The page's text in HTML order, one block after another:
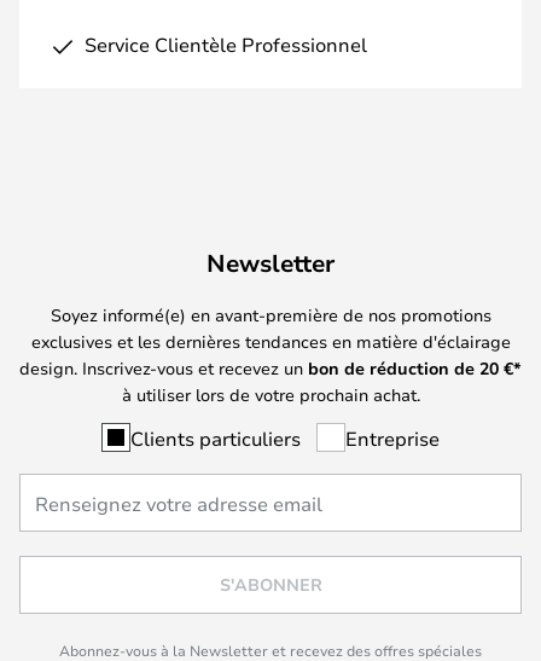
Service Clientèle Professionnel
Newsletter
Soyez informé(e) en avant-première de nos promotions
exclusives et les dernières tendances en matière d'éclairage
design. Inscrivez-vous et recevez un bon de réduction de 20 €*
à utiliser lors de votre prochain achat.
Clients particuliers Entreprise
S'ABONNER
Abonnez-vous à la Newsletter et recevez des offres spéciales